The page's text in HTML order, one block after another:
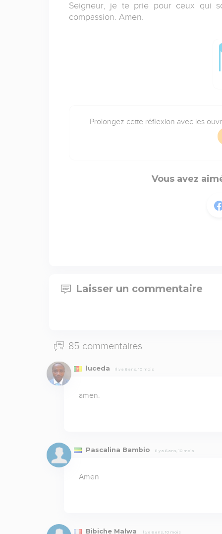
Seigneur, je te prie pour ceux qui
compassion. Amen.
Prolongez cette réflexion avec les
Vous avez
Laisser un commentaire
85 commentaires
luceda Il y a 6 ans, 10 mois
amen.
Pascalina Bambio Il y a 6 ans, 10 mois
Amen
Bibiche Malwa Il y a 6 ans, 10 mois